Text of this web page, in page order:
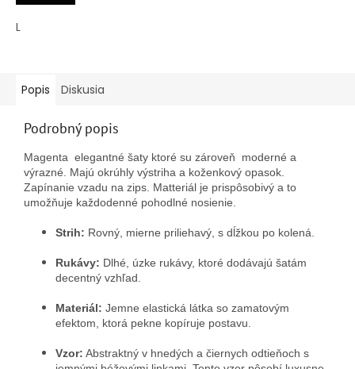
hviezdičiek.
L
Popis Diskusia
Podrobný popis
Magenta elegantné šaty ktoré su zároveň moderné a
výrazné. Majú okrúhly výstriha a koženkový opasok.
Zapínanie vzadu na zips. Matteriál je prispôsobivý a to
umožňuje každodenné pohodlné nosienie.
Strih: Rovný, mierne priliehavý, s dĺžkou po kolená.
Rukávy: Dlhé, úzke rukávy, ktoré dodávajú šatám
decentný vzhľad.
Materiál: Jemne elastická látka so zamatovým
efektom, ktorá pekne kopíruje postavu.
Vzor: Abstraktný v hnedých a čiernych odtieňoch s